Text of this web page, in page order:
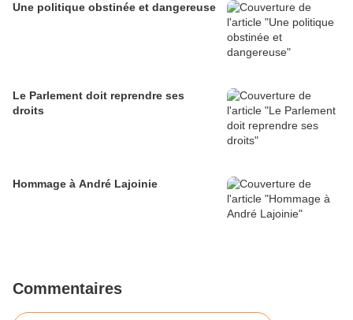
Une politique obstinée et dangereuse
Le Parlement doit reprendre ses
droits
Hommage à André Lajoinie
Commentaires